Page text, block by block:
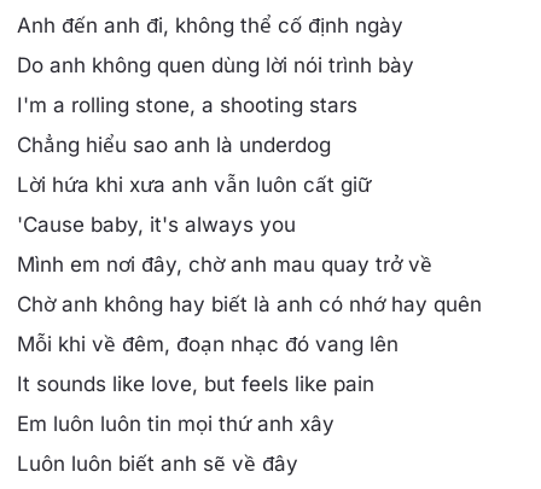
Anh đến anh đi, không thể cố định ngày
Do anh không quen dùng lời nói trình bày
I'm a rolling stone, a shooting stars
Chẳng hiểu sao anh là underdog
Lời hứa khi xưa anh vẫn luôn cất giữ
'Cause baby, it's always you
Mình em nơi đây, chờ anh mau quay trở về
Chờ anh không hay biết là anh có nhớ hay quên
Mỗi khi về đêm, đoạn nhạc đó vang lên
It sounds like love, but feels like pain
Em luôn luôn tin mọi thứ anh xây
Luôn luôn biết anh sẽ về đây